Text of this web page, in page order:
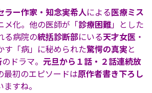
ラー作家・知念実希人による医療ミス
メ化。他の医師が「診療困難」とした
る病院の統括診断部にいる天才女医 ・
す「病」に秘められた驚愕の真実と
のドラマ。 元旦から１話・２話連続放
最初のエピソードは原作者書き下ろし
すね。